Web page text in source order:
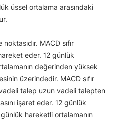
üssel ortalama arasındaki
MACD sıfır
eder. 12 günlük
değerinden yüksek
üzerindedir. MACD sıfır
talep uzun vadeli talepten
işaret eder. 12 günlük
hareketli ortalamanın